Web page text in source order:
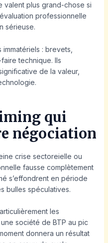
valent plus grand-chose si
professionnelle
sérieuse.
: brevets,
technique. Ils
de la valeur,
qui
négociation
crise sectoreielle ou
fausse complètement
s’effondrent en période
bulles spéculatives.
les
société de BTP au pic
donnera un résultat